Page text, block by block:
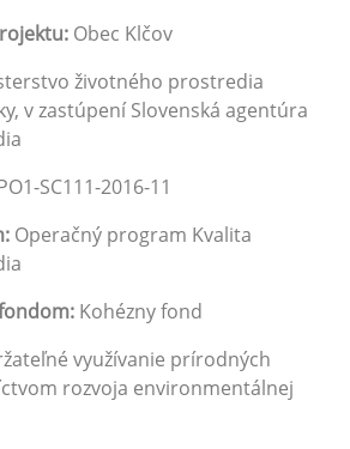
Obec Klčov
životného prostredia
v zastúpení Slovenská agentúra
SC111-2016-11
Operačný program Kvalita
Kohézny fond
využívanie prírodných
rozvoja environmentálnej